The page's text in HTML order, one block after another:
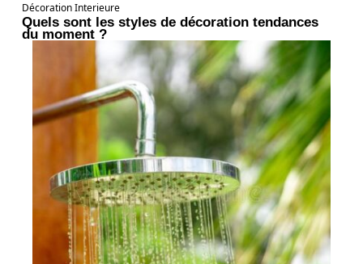
Décoration Interieure
Quels sont les styles de décoration tendances
du moment ?